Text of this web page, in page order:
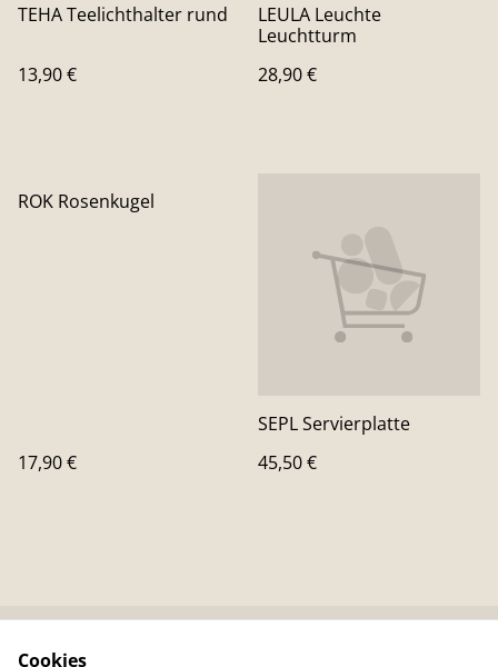
TEHA Teelichthalter rund
13,90 €
LEULA Leuchte
Leuchtturm
28,90 €
ROK Rosenkugel
17,90 €
SEPL Servierplatte
45,50 €
Cookies